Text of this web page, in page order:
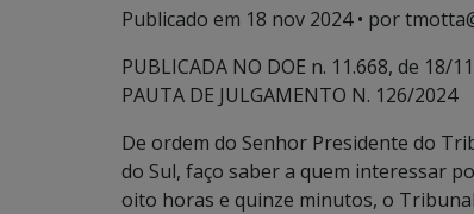
Publicado em 18 nov 2024• por
PUBLICADA NO DOE n. 11.668, de 18/
PAUTA DE JULGAMENTO N. 126/2024
De ordem do Senhor Presidente do
do Sul, faço saber a quem interessar
oito horas e quinze minutos, o